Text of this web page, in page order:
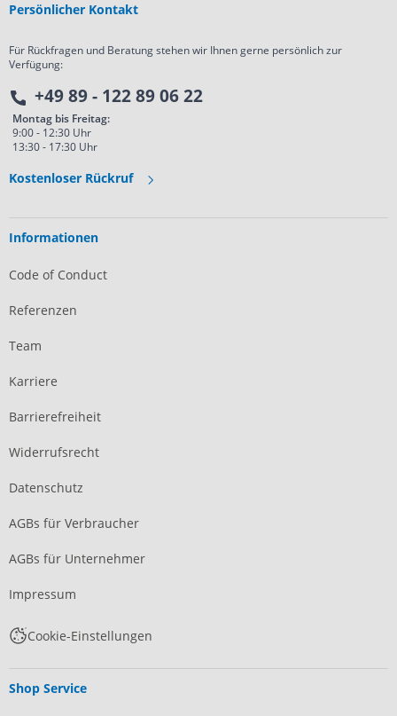
Persönlicher Kontakt
Für Rückfragen und Beratung stehen wir Ihnen gerne persönlich zur
Verfügung:
+49 89 - 122 89 06 22
Montag bis Freitag:
9:00 - 12:30 Uhr
13:30 - 17:30 Uhr
Kostenloser Rückruf
Informationen
Code of Conduct
Referenzen
Team
Karriere
Barrierefreiheit
Widerrufsrecht
Datenschutz
AGBs für Verbraucher
AGBs für Unternehmer
Impressum
Cookie-Einstellungen
Shop Service